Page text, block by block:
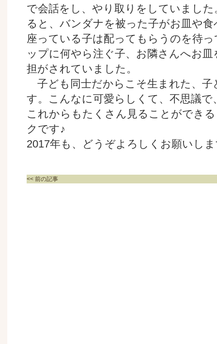
で会話をし、やり取りをしていまし
ると、バンダナを被った子がお皿や
座っている子は配ってもらうのを待
ップに何やら注ぐ子、お隣さんへお
担がされていました。
子ども同士だからこそ生まれた、子
す。こんなに可愛らしくて、不思議
これからもたくさん見ることができ
クです♪
2017年も、どうぞよろしくお願いし
<< 前の記事